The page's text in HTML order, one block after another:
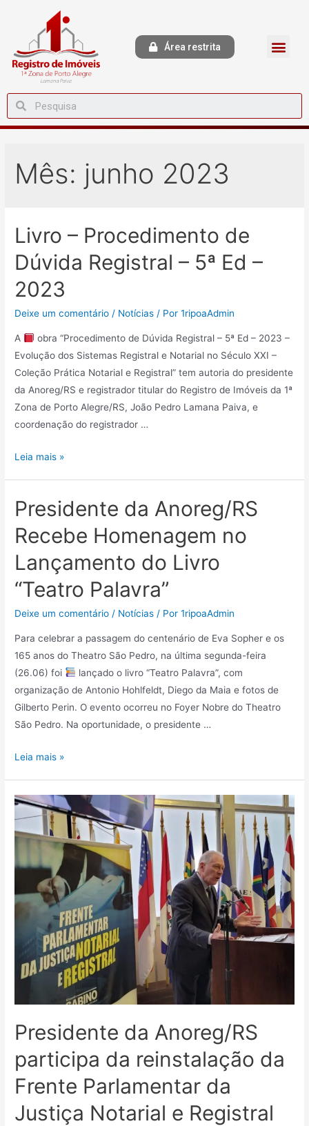
Área restrita
Mês: junho 2023
Livro – Procedimento de
Dúvida Registral – 5ª Ed –
2023
Deixe um comentário / Notícias / Por1ripoaAdmin
A
obra “Procedimento de Dúvida Registral – 5ª Ed – 2023 –
Evolução dos Sistemas Registral e Notarial no Século XXI –
Coleção Prática Notarial e Registral” tem autoria do presidente
da Anoreg/RS e registrador titular do Registro de Imóveis da 1ª
Zona de Porto Alegre/RS, João Pedro Lamana Paiva, e
coordenação do registrador …
Leia mais »
Presidente da Anoreg/RS
Recebe Homenagem no
Lançamento do Livro
“Teatro Palavra”
Deixe um comentário / Notícias / Por1ripoaAdmin
Para celebrar a passagem do centenário de Eva Sopher e os
165 anos do Theatro São Pedro, na última segunda-feira
(26.06) foi
lançado o livro “Teatro Palavra”, com
organização de Antonio Hohlfeldt, Diego da Maia e fotos de
Gilberto Perin. O evento ocorreu no Foyer Nobre do Theatro
São Pedro. Na oportunidade, o presidente …
Leia mais »
Presidente da Anoreg/RS
participa da reinstalação da
Frente Parlamentar da
Justiça Notarial e Registral